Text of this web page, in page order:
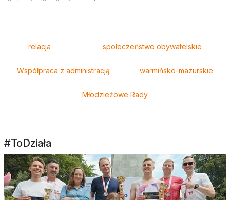
relacja społeczeństwo obywatelskie
Współpraca z administracją warmińsko-mazurskie
Młodzieżowe Rady
#ToDziała